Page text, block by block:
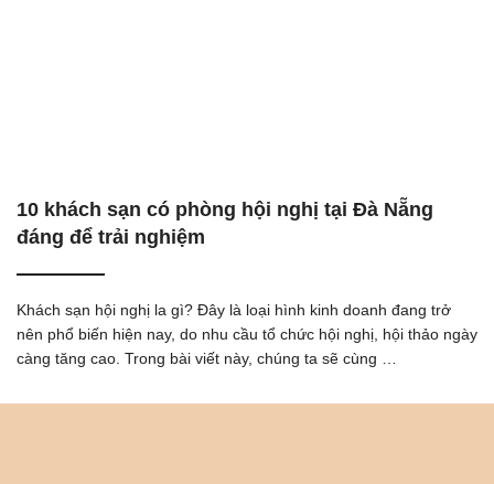
10 khách sạn có phòng hội nghị tại Đà Nẵng
đáng để trải nghiệm
Khách sạn hội nghị la gì? Đây là loại hình kinh doanh đang trở
nên phổ biến hiện nay, do nhu cầu tổ chức hội nghị, hội thảo ngày
càng tăng cao. Trong bài viết này, chúng ta sẽ cùng …